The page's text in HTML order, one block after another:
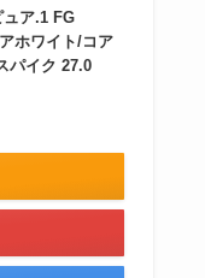
ュア.1 FG
ホワイト/コア
パイク 27.0